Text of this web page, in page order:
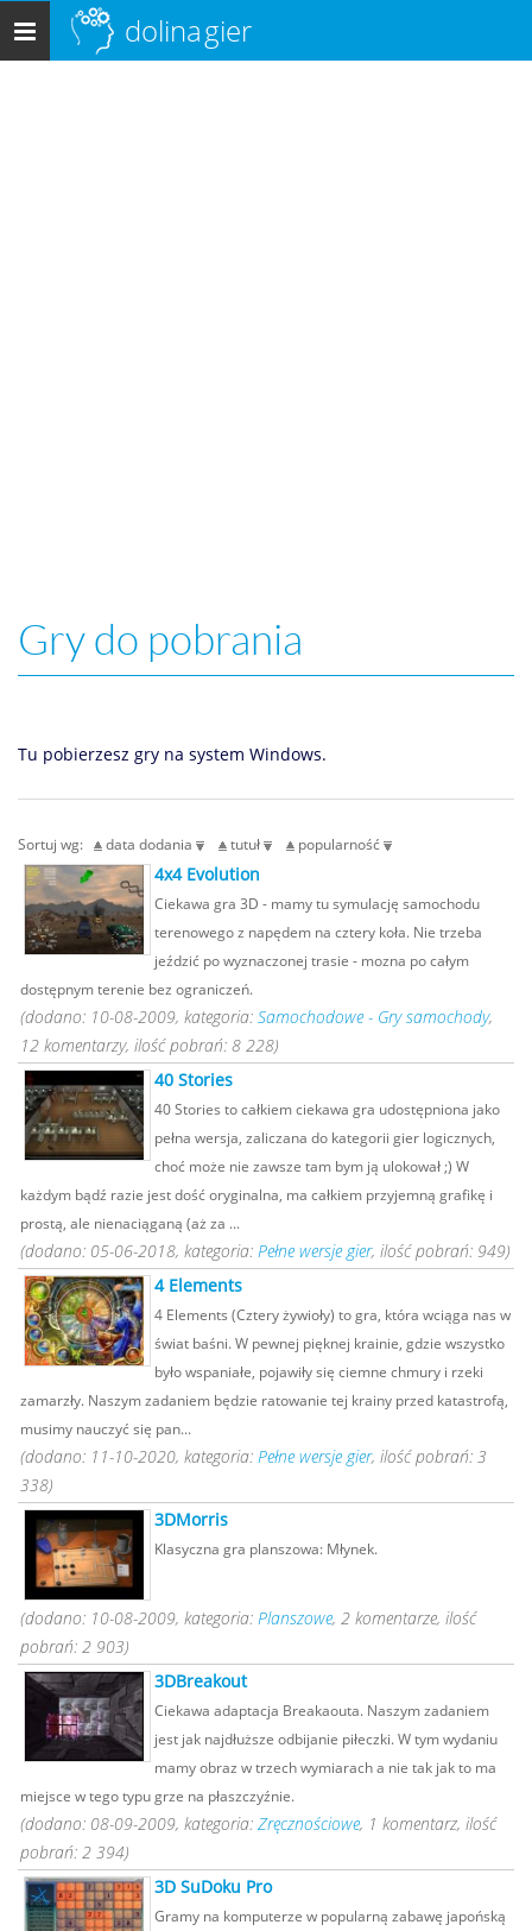
Menu
główne
dolinagier
Gry do pobrania
Tu pobierzesz gry na system Windows.
Sortuj wg: data dodania tutuł popularność
4x4 Evolution
Ciekawa gra 3D - mamy tu symulację samochodu
terenowego z napędem na cztery koła. Nie trzeba
jeździć po wyznaczonej trasie - mozna po całym
dostępnym terenie bez ograniczeń.
(dodano: 10-08-2009, kategoria: Samochodowe - Gry samochody,
12 komentarzy, ilość pobrań: 8 228)
40 Stories
40 Stories to całkiem ciekawa gra udostępniona jako
pełna wersja, zaliczana do kategorii gier logicznych,
choć może nie zawsze tam bym ją ulokował ;) W
każdym bądź razie jest dość oryginalna, ma całkiem przyjemną grafikę i
prostą, ale nienaciąganą (aż za ...
(dodano: 05-06-2018, kategoria: Pełne wersje gier, ilość pobrań: 949)
4 Elements
4 Elements (Cztery żywioły) to gra, która wciąga nas w
świat baśni. W pewnej pięknej krainie, gdzie wszystko
było wspaniałe, pojawiły się ciemne chmury i rzeki
zamarzły. Naszym zadaniem będzie ratowanie tej krainy przed katastrofą,
musimy nauczyć się pan...
(dodano: 11-10-2020, kategoria: Pełne wersje gier, ilość pobrań: 3
338)
3DMorris
Klasyczna gra planszowa: Młynek.
(dodano: 10-08-2009, kategoria: Planszowe, 2 komentarze, ilość
pobrań: 2 903)
3DBreakout
Ciekawa adaptacja Breakaouta. Naszym zadaniem
jest jak najdłuższe odbijanie piłeczki. W tym wydaniu
mamy obraz w trzech wymiarach a nie tak jak to ma
miejsce w tego typu grze na płaszczyźnie.
(dodano: 08-09-2009, kategoria: Zręcznościowe, 1 komentarz, ilość
pobrań: 2 394)
3D SuDoku Pro
Gramy na komputerze w popularną zabawę japońską